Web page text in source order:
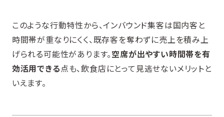
このような行動特性から、インバウンド集客は国内客と
時間帯が重なりにくく、既存客を奪わずに売上を積み上
げられる可能性があります。空席が出やすい時間帯を有
効活用できる点も、飲食店にとって見逃せないメリットと
いえます。